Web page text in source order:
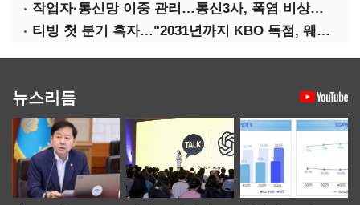
작업자·통신망 이중 관리…통신3사, 폭염 비상대응 돌입
티빙 첫 분기 흑자…"2031년까지 KBO 독점, 웨이브 합병도 속도"
뉴스리듬